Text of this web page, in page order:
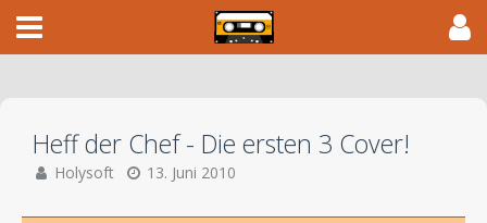
Heff der Chef - Die ersten 3 Cover!
Holysoft 13. Juni 2010